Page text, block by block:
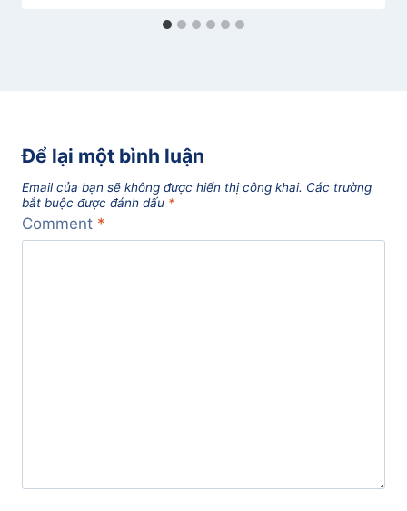
Để lại một bình luận
Email của bạn sẽ không được hiển thị công khai. Các trường
bắt buộc được đánh dấu *
Comment *